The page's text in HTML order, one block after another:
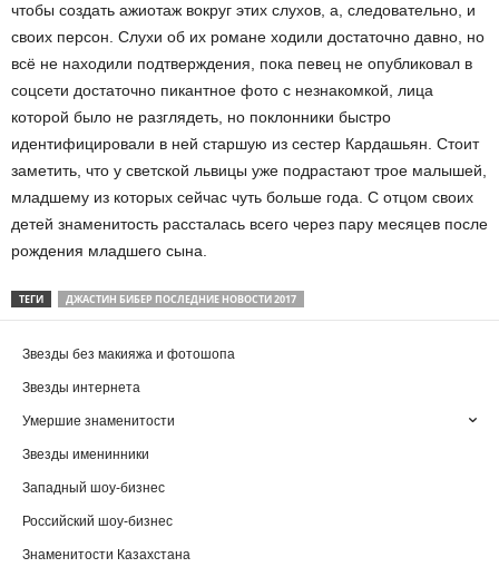
чтобы создать ажиотаж вокруг этих слухов, а, следовательно, и
своих персон. Слухи об их романе ходили достаточно давно, но
всё не находили подтверждения, пока певец не опубликовал в
соцсети достаточно пикантное фото с незнакомкой, лица
которой было не разглядеть, но поклонники быстро
идентифицировали в ней старшую из сестер Кардашьян. Стоит
заметить, что у светской львицы уже подрастают трое малышей,
младшему из которых сейчас чуть больше года. С отцом своих
детей знаменитость рассталась всего через пару месяцев после
рождения младшего сына.
ТЕГИ ДЖАСТИН БИБЕР ПОСЛЕДНИЕ НОВОСТИ 2017
Звезды без макияжа и фотошопа
Звезды интернета
Умершие знаменитости
Звезды именинники
Западный шоу-бизнес
Российский шоу-бизнес
Знаменитости Казахстана